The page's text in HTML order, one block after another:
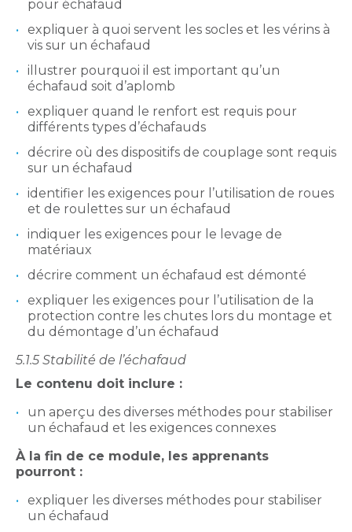
pour échafaud
expliquer à quoi servent les socles et les vérins à
vis sur un échafaud
illustrer pourquoi il est important qu’un
échafaud soit d’aplomb
expliquer quand le renfort est requis pour
différents types d’échafauds
décrire où des dispositifs de couplage sont requis
sur un échafaud
identifier les exigences pour l’utilisation de roues
et de roulettes sur un échafaud
indiquer les exigences pour le levage de
matériaux
décrire comment un échafaud est démonté
expliquer les exigences pour l’utilisation de la
protection contre les chutes lors du montage et
du démontage d’un échafaud
5.1.5 Stabilité de l’échafaud
Le contenu doit inclure :
un aperçu des diverses méthodes pour stabiliser
un échafaud et les exigences connexes
À la fin de ce module, les apprenants
pourront :
expliquer les diverses méthodes pour stabiliser
un échafaud